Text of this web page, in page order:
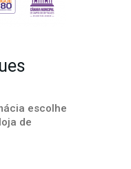
escolhe
de